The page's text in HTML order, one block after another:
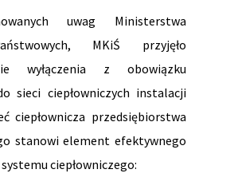
uwag Ministerstwa
MKiŚ przyjęło
wyłączenia z obowiązku
sieci ciepłowniczych instalacji
ciepłownicza przedsiębiorstwa
stanowi element efektywnego
ciepłowniczego: